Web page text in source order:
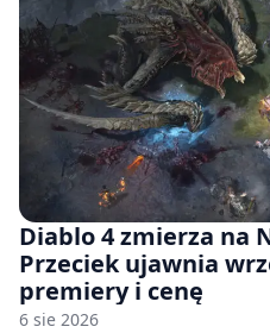
Diablo 4 zmierza na
Przeciek ujawnia
premiery i cenę
6 sie 2026